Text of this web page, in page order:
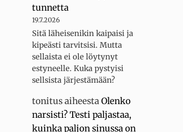
tunnetta
19.7.2026
Sitä läheisenikin kaipaisi ja
kipeästi tarvitsisi. Mutta
sellaista ei ole löytynyt
estyneelle. Kuka pystyisi
sellsista järjestämään?
tonitusaiheestaOlenko
narsisti? Testi paljastaa,
kuinka paljon sinussa on